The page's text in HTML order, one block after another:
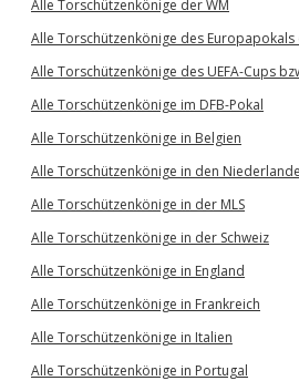
Alle Torschützenkönige der WM
Alle Torschützenkönige des
Alle Torschützenkönige des UEFA-Cups
Alle Torschützenkönige im DFB-Pokal
Alle Torschützenkönige in Belgien
Alle Torschützenkönige in den
Alle Torschützenkönige in der MLS
Alle Torschützenkönige in der Schweiz
Alle Torschützenkönige in England
Alle Torschützenkönige in Frankreich
Alle Torschützenkönige in Italien
Alle Torschützenkönige in Portugal